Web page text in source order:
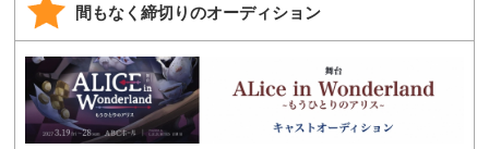
間もなく締切りのオーディション